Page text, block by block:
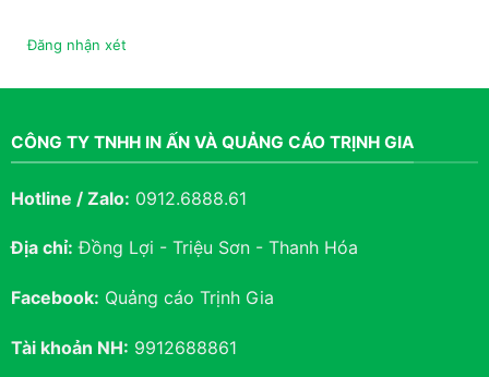
Đăng nhận xét
CÔNG TY TNHH IN ẤN VÀ QUẢNG CÁO TRỊNH GIA
Hotline / Zalo: 0912.6888.61
Địa chỉ: Đồng Lợi - Triệu Sơn - Thanh Hóa
Facebook: Quảng cáo Trịnh Gia
Tài khoản NH: 9912688861